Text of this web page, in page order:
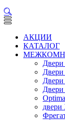
АКЦИИ
КАТАЛОГ